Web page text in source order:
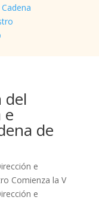
del
e
de
e
Comienza la V
e